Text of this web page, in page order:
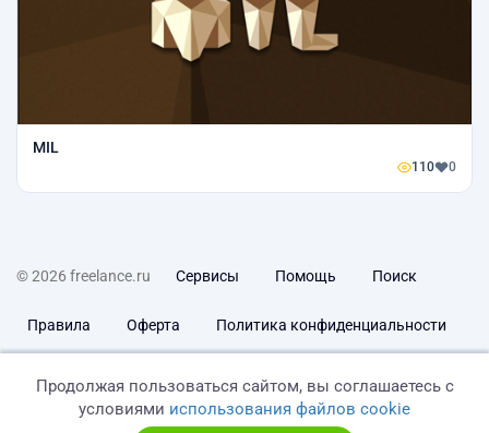
MIL
110 0
© 2026 freelance.ru Сервисы Помощь Поиск
Правила Оферта Политика конфиденциальности
Продолжая пользоваться сайтом, вы соглашаетесь с
условиями использования файлов cookie